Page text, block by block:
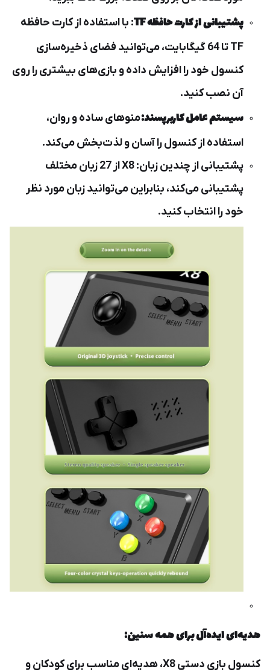
پشتیبانی از کارت حافظه TF
: با استفاده از کارت حافظه
TF تا 64 گیگابایت، می‌توانید فضای ذخیره‌سازی
کنسول خود را افزایش داده و بازی‌های بیشتری را روی
آن نصب کنید.
سیستم عامل کاربرپسند:منوهای ساده و روان،
استفاده از کنسول را آسان و لذت‌بخش می‌کند.
پشتیبانی از چندین زبان: X8 از 27 زبان مختلف
پشتیبانی می‌کند، بنابراین می‌توانید زبان مورد نظر
خود را انتخاب کنید.
هدیه‌ای ایده‌آل برای همه سنین:
کنسول بازی دستی X8، هدیه‌ای مناسب برای کودکان و